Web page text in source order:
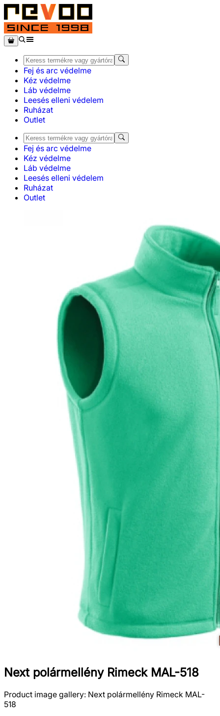
Fej és arc védelme
Kéz védelme
Láb védelme
Leesés elleni védelem
Ruházat
Outlet
Fej és arc védelme
Kéz védelme
Láb védelme
Leesés elleni védelem
Ruházat
Outlet
Next polármellény Rimeck MAL-518
Product image gallery: Next polármellény Rimeck MAL-
518